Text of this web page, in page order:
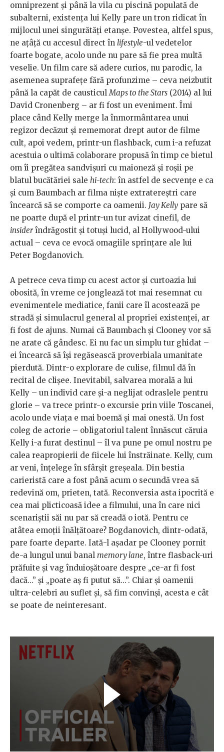
omniprezent și până la vila cu piscină populată de
subalterni, existența lui Kelly pare un tron ridicat în
mijlocul unei singurătăți etanșe. Povestea, altfel spus,
ne ațâță cu accesul direct în lifestyle-ul vedetelor
foarte bogate, acolo unde nu pare să fie prea multă
veselie. Un film care să adere curios, nu parodic, la
asemenea suprafețe fără profunzime – ceva neizbutit
până la capăt de causticulMaps to the Stars (2014) al lui
David Cronenberg – ar fi fost un eveniment. Îmi
place când Kelly merge la înmormântarea unui
regizor decăzut și rememorat drept autor de filme
cult, apoi vedem, printr-un flashback, cum i-a refuzat
acestuia o ultimă colaborare propusă în timp ce bietul
om îi pregătea sandvișuri cu maioneză și roșii pe
blatul bucătăriei sale hi-tech: în astfel de secvențe e ca
și cum Baumbach ar filma niște extratereștri care
încearcă să se comporte ca oamenii. Jay Kelly pare să
ne poarte după el printr-un tur avizat cinefil, de
insiderîndrăgostit și totuși lucid, al Hollywood-ului
actual – ceva ce evocă omagiile sprințare ale lui
Peter Bogdanovich.
A petrece ceva timp cu acest actor și curtoazia lui
obosită, în vreme ce jonglează tot mai resemnat cu
evenimentele mediatice, fanii care îl acostează pe
stradă și simulacrul general al propriei existenței, ar
fi fost de ajuns. Numai că Baumbach și Clooney vor să
ne arate că gândesc. Ei nu fac un simplu tur ghidat –
ei încearcă să își regăsească proverbiala umanitate
pierdută. Dintr-o explorare de culise, filmul dă în
recital de clișee. Inevitabil, salvarea morală a lui
Kelly – un individ care și-a neglijat odraslele pentru
glorie – va trece printr-o excursie prin viile Toscanei,
acolo unde viața e mai boemă și mai onestă. Un fost
coleg de actorie – obligatoriul talent înnăscut căruia
Kelly i-a furat destinul – îl va pune pe omul nostru pe
calea reapropierii de fiicele lui înstrăinate. Kelly, cum
ar veni, înțelege în sfârșit greșeala. Din bestia
carieristă care a fost până acum o secundă vrea să
redevină om, prieten, tată. Reconversia asta ipocrită e
cea mai plicticoasă idee a filmului, una în care nici
scenariștii săi nu par să creadă o iotă. Pentru ce
atâtea emoții înălțătoare? Bogdanovich, dintr-odată,
pare foarte departe. Iată-l așadar pe Clooney pornit
de-a lungul unui banal memory lane, între flasback-uri
prăfuite și vag înduioșătoare despre „ce-ar fi fost
dacă...” și „poate aș fi putut să...”. Chiar și oamenii
ultra-celebri au suflet și, să fim convinși, acesta e cât
se poate de neinteresant.